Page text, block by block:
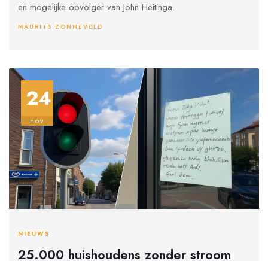
en mogelijke opvolger van John Heitinga.
MAURITS ZONNEVELD
24
nov
NIEUWS
25.000 huishoudens zonder stroom